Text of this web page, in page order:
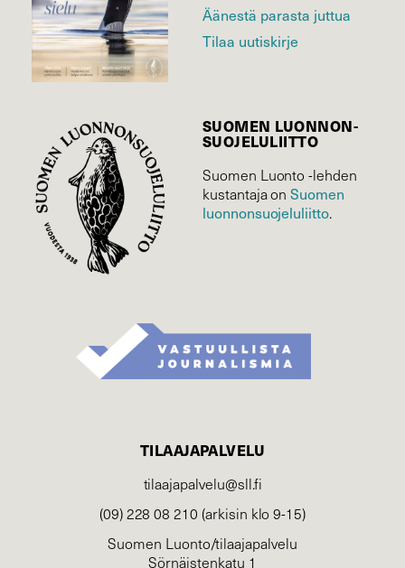
Äänestä parasta juttua
Tilaa uutiskirje
SUOMEN LUONNON­
SUOJELU­LIITTO
Suomen Luonto -lehden
kustantaja onSuomen
luonnonsuojelu­liitto.
TILAAJAPALVELU
tilaajapalvelu@sll.fi
(09) 228 08 210 (arkisin klo 9-15)
Suomen Luonto/tilaajapalvelu
Sörnäistenkatu 1